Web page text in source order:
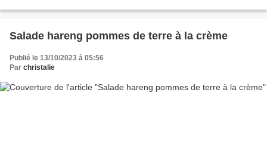
Salade hareng pommes de terre à la crème
Publié le 13/10/2023 à 05:56
Par christalie